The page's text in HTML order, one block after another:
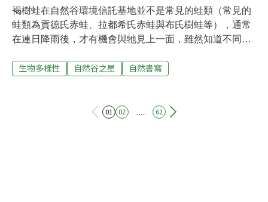
褐樹蛙在自然谷環境信託基地並不是常見的蛙類（常見的
蛙類為貢德氏赤蛙、拉都希氏赤蛙與布氏樹蛙等），通常
在連日降雨後，才有機會與牠見上一面，雖然知道不同種
星之前，還真的不知道褐樹蛙如此特別，這次就來好好認
從吻端到兩眼之間有一塊淡色的三角形斑塊，這是台灣原
生物多樣性 自然谷之星 自然書寫
01 02 ...... 62